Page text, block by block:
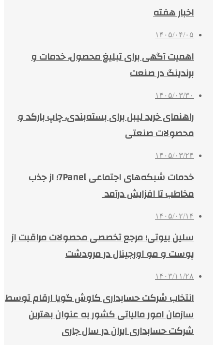
اخبار هفته
۱۴۰۵/۰۴/۰۵
اهمیت آگهی برای تبلیغ محصول، خدمات و
برندینگ در صنعت
۱۴۰۵/۰۳/۳۰
راهنمای خرید لیبل برای بسته‌بندی، چاپ بارکد و
محصولات صنعتی
۱۴۰۵/۰۳/۲۴
خدمات شبکه‌های اجتماعی 7Panel؛ از جذب
مخاطب تا افزایش درآمد
۱۴۰۵/۰۲/۱۴
سلین بیوتی؛ مرجع تخصصی محصولات مراقبت از
پوست و مو اورجینال در مرودشت
۱۴۰۳/۱۱/۲۸
انتخاب شرکت حسابداری کاوش گویا ارقام توسط
سازمان امور مالیاتی کشور به عنوان بهترین
شرکت حسابداری ایران در سال جاری